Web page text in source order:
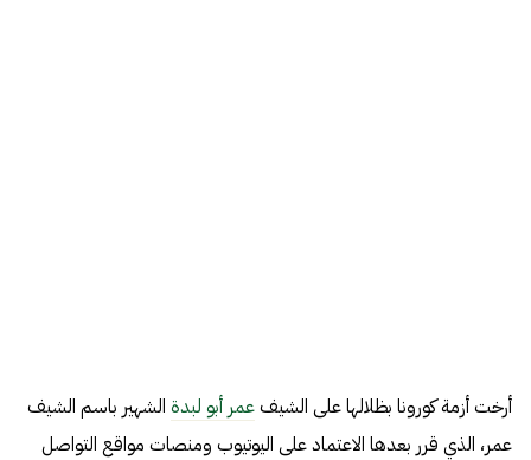
أرخت أزمة كورونا بظلالها على الشيفعمر أبو لبدة الشهير باسم الشيف
عمر، الذي قرر بعدها الاعتماد على اليوتيوب ومنصات مواقع التواصل